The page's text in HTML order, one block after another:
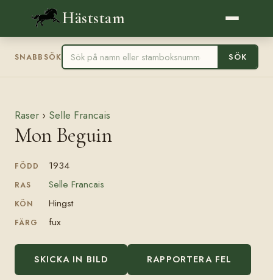
Häststam
SNABBSÖK SÖK
Raser › Selle Francais
Mon Beguin
FÖDD 1934
RAS Selle Francais
KÖN Hingst
FÄRG fux
SKICKA IN BILD RAPPORTERA FEL